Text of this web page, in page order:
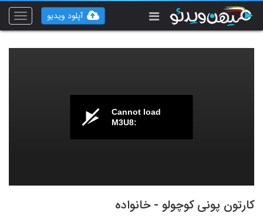
Toggle
آپلود ویدیو
Cannot load
M3U8:
کارتون پونی کوچولو - خانواده